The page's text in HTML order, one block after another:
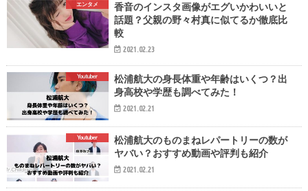
エンタメ
香音のインスタ画像がエグいかわいいと
話題？父親の野々村真に似てるか徹底比
較
2021.02.23
Youtuber
松浦航大の身長体重や年齢はいくつ？出
身高校や学歴も調べてみた！
2021.02.21
Youtuber
松浦航大のものまねレパートリーの数が
ヤバい？おすすめ動画や評判も紹介
2021.02.21